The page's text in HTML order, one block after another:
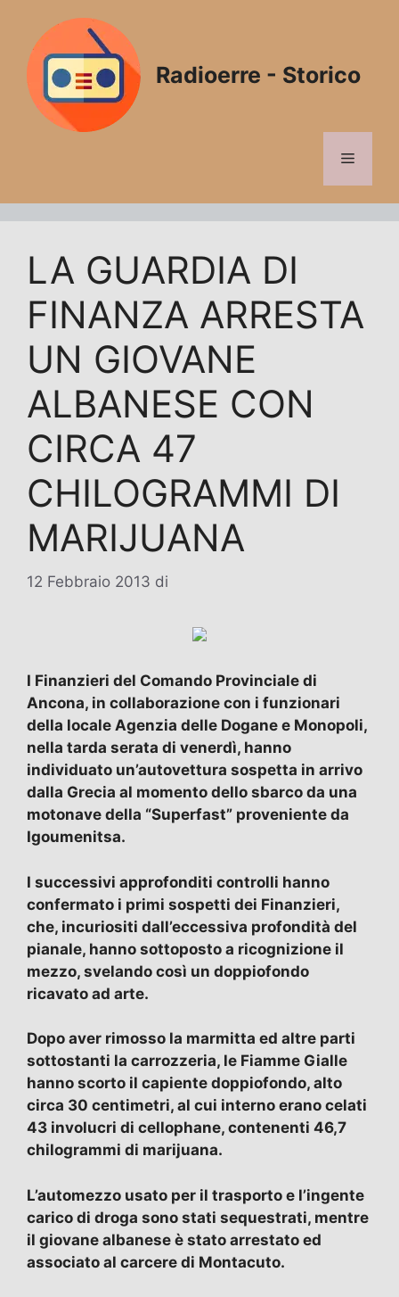
contenuto
Radioerre - Storico
Menu
LA GUARDIA DI
FINANZA ARRESTA
UN GIOVANE
ALBANESE CON
CIRCA 47
CHILOGRAMMI DI
MARIJUANA
12 Febbraio 2013 di
I Finanzieri del Comando Provinciale di
Ancona, in collaborazione con i funzionari
della locale Agenzia delle Dogane e Monopoli,
nella tarda serata di venerdì, hanno
individuato un’autovettura sospetta in arrivo
dalla Grecia al momento dello sbarco da una
motonave della “Superfast” proveniente da
Igoumenitsa.
I successivi approfonditi controlli hanno
confermato i primi sospetti dei Finanzieri,
che, incuriositi dall’eccessiva profondità del
pianale, hanno sottoposto a ricognizione il
mezzo, svelando così un doppiofondo
ricavato ad arte.
Dopo aver rimosso la marmitta ed altre parti
sottostanti la carrozzeria, le Fiamme Gialle
hanno scorto il capiente doppiofondo, alto
circa 30 centimetri, al cui interno erano celati
43 involucri di cellophane, contenenti 46,7
chilogrammi di marijuana.
L’automezzo usato per il trasporto e l’ingente
carico di droga sono stati sequestrati, mentre
il giovane albanese è stato arrestato ed
associato al carcere di Montacuto.